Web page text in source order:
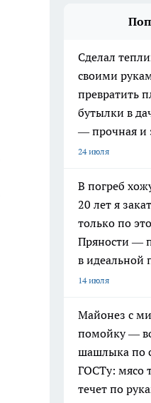
Сделал
своими
превратить
бутылки в
— прочная и
24 июля
В погреб
20 лет я
только по
Пряности —
в идеальной
14 июля
Майонез с
помойку —
шашлыка по
ГОСТу: мясо
течет по